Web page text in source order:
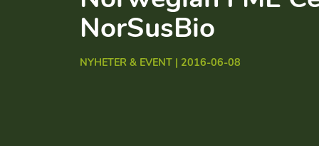
NorSusBio
NYHETER & EVENT | 2016-06-08